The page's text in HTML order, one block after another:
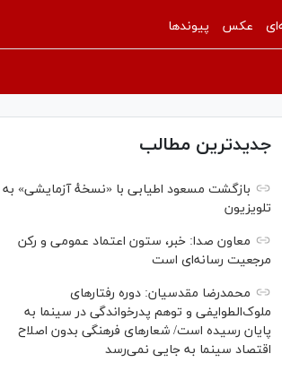
عکس پیوندها
جدیدترین مطالب
بازگشت مسعود اطیابی با «نسخهٔ آزمایشی» به
تلویزیون
معاون صدا: خبر، ستون اعتماد عمومی و رکن
مرجعیت رسانه‌ای است
محمدرضا مقدسیان: دوره رفتارهای
ملوک‌الطوایفی و توهم پدرخواندگی در سینما به
پایان رسیده است/ شعارهای فرهنگی بدون اصلاح
اقتصاد سینما به جایی نمی‌رسد